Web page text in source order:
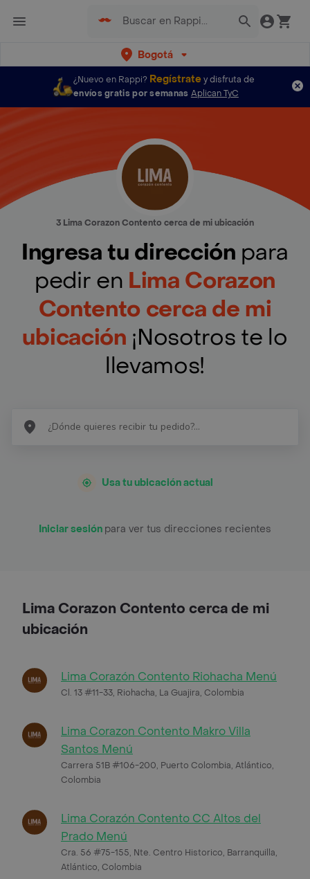
Bogotá
¿Nuevo en Rappi? Regístratey disfruta de
envíos gratis por semanas Aplican TyC
3 Lima Corazon Contento cerca de mi ubicación
Ingresa tu dirección para
pedir en Lima Corazon
Contento cerca de mi
ubicación ¡Nosotros te lo
llevamos!
Usa tu ubicación actual
Iniciar sesión para ver tus direcciones recientes
Lima Corazon Contento cerca de mi
ubicación
Lima Corazón Contento Riohacha Menú
Cl. 13 #11-33, Riohacha, La Guajira, Colombia
Lima Corazon Contento Makro Villa
Santos Menú
Carrera 51B #106-200, Puerto Colombia, Atlántico,
Colombia
Lima Corazón Contento CC Altos del
Prado Menú
Cra. 56 #75-155, Nte. Centro Historico, Barranquilla,
Atlántico, Colombia